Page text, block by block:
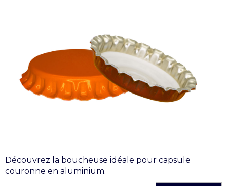
Découvrez la boucheuse idéale pour capsule
couronne en aluminium.